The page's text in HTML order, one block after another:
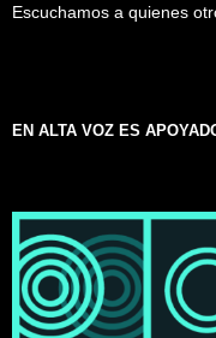
Escuchamos a quienes
EN ALTA VOZ ES